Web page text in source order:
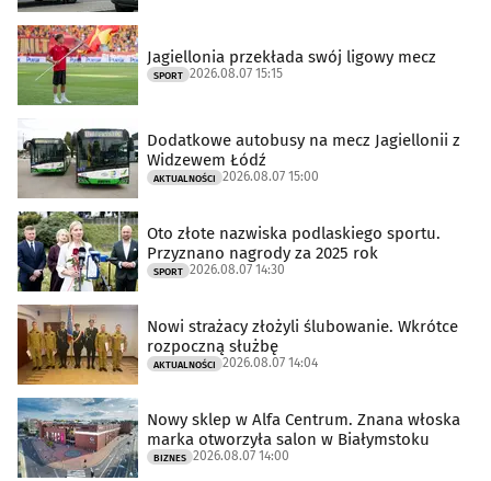
Jagiellonia przekłada swój ligowy mecz
SPORT 2026.08.07 15:15
Dodatkowe autobusy na mecz Jagiellonii z
Widzewem Łódź
AKTUALNOŚCI 2026.08.07 15:00
Oto złote nazwiska podlaskiego sportu.
Przyznano nagrody za 2025 rok
SPORT 2026.08.07 14:30
Nowi strażacy złożyli ślubowanie. Wkrótce
rozpoczną służbę
AKTUALNOŚCI 2026.08.07 14:04
Nowy sklep w Alfa Centrum. Znana włoska
marka otworzyła salon w Białymstoku
BIZNES 2026.08.07 14:00